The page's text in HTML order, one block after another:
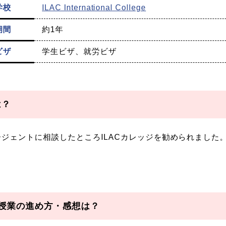
校 ILAC International College
間 約1年
ザ 学生ビザ、就労ビザ
ェントに相談したところILACカレッジを勧められました
業の進め方・感想は？